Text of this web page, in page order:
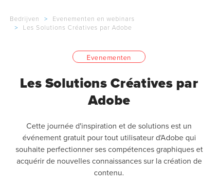
Bedrijven >
Evenementen en webinars
>
Les Solutions Créatives par Adobe
Evenementen
Les Solutions Créatives par
Adobe
Cette journée d'inspiration et de solutions est un
événement gratuit pour tout utilisateur d'Adobe qui
souhaite perfectionner ses compétences graphiques et
acquérir de nouvelles connaissances sur la création de
contenu.